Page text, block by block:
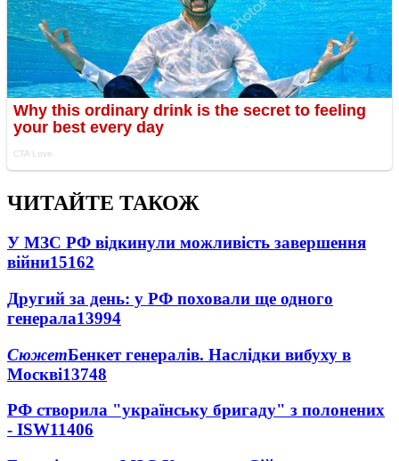
ЧИТАЙТЕ ТАКОЖ
У МЗС РФ відкинули можливість завершення
війни15162
Другий за день: у РФ поховали ще одного
генерала13994
СюжетБенкет генералів. Наслідки вибуху в
Москві13748
РФ створила "українську бригаду" з полонених
- ISW11406